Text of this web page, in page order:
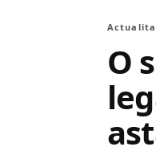
O